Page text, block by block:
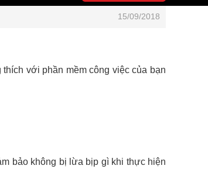
15/09/2018
với phần mềm công việc của bạn
bảo không bị lừa bịp gì khi thực hiện